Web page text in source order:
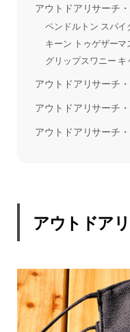
アウトドアリサーチ
ペンドルトン スパイ
キーン トゥゲザーマ
グリップスワニー キ
アウトドアリサーチ
アウトドアリサーチ
アウトドアリサーチ
アウトドア